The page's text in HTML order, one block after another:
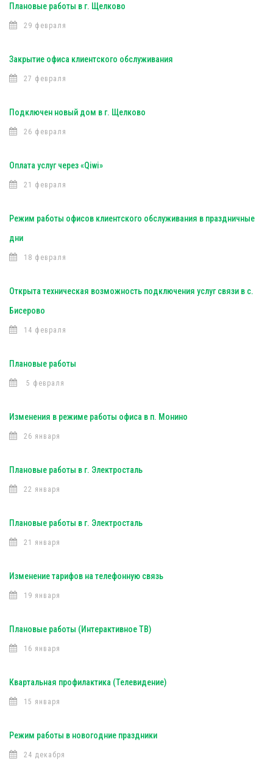
Плановые работы в г. Щелково
29 февраля
Закрытие офиса клиентского обслуживания
27 февраля
Подключен новый дом в г. Щелково
26 февраля
Оплата услуг через «Qiwi»
21 февраля
Режим работы офисов клиентского обслуживания в праздничные
дни
18 февраля
Открыта техническая возможность подключения услуг связи в с.
Бисерово
14 февраля
Плановые работы
5 февраля
Изменения в режиме работы офиса в п. Монино
26 января
Плановые работы в г. Электросталь
22 января
Плановые работы в г. Электросталь
21 января
Изменение тарифов на телефонную связь
19 января
Плановые работы (Интерактивное ТВ)
16 января
Квартальная профилактика (Телевидение)
15 января
Режим работы в новогодние праздники
24 декабря